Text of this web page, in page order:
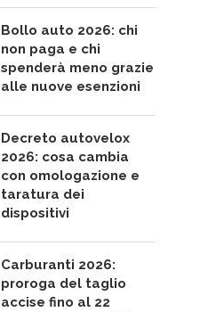
Bollo auto 2026: chi
non paga e chi
spenderà meno grazie
alle nuove esenzioni
Decreto autovelox
2026: cosa cambia
con omologazione e
taratura dei
dispositivi
Carburanti 2026:
proroga del taglio
accise fino al 22